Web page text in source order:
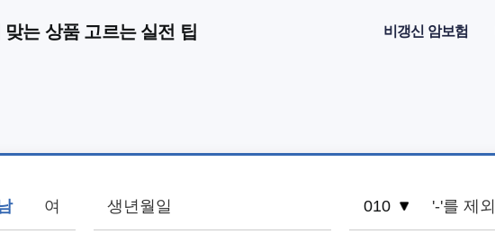
는 상품 고르는 실전 팁 비갱신 암보험
여